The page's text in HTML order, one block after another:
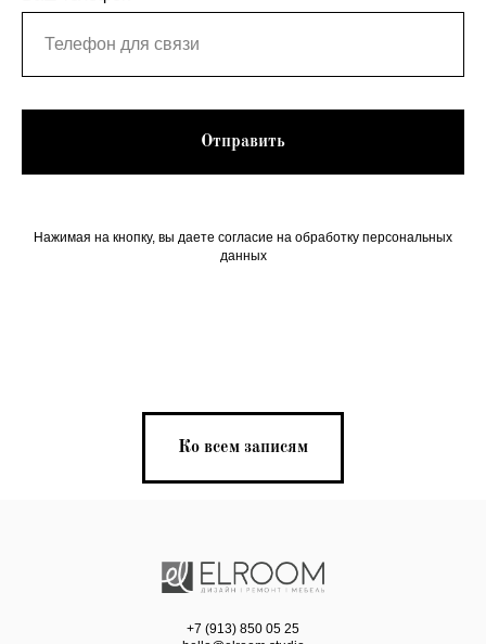
Отправить
Нажимая на кнопку, вы даете согласие на обработку персональных
данных
Ко всем записям
+7 (913) 850 05 25